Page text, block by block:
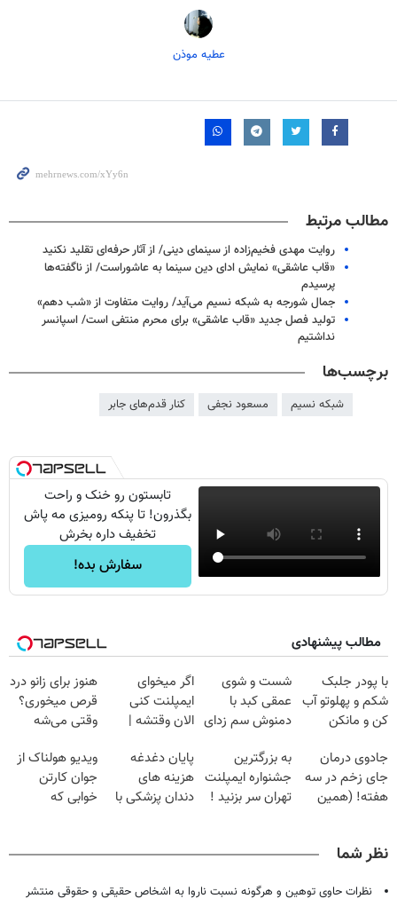
عطیه موذن
مطالب مرتبط
روایت مهدی فخیم‌زاده از سینمای دینی/ از آثار حرفه‌ای تقلید نکنید
«قاب عاشقی» نمایش ادای دین سینما به عاشوراست/ از ناگفته‌ها
پرسیدم
جمال شورجه به شبکه نسیم می‌آید/ روایت متفاوت از «شب دهم»
تولید فصل جدید «قاب عاشقی» برای محرم منتفی است/ اسپانسر
نداشتیم
برچسب‌ها
شبکه نسیم مسعود نجفی کنار قدم‌های جابر
تابستون رو خنک و راحت
بگذرون! تا پنکه رومیزی مه پاش
تخفیف داره بخرش
سفارش بده!
مطالب پیشنهادی
با پودر جلبک
شکم و پهلوتو آب
کن و مانکن
امشب)
شست و شوی
عمقی کبد با
دمنوش سم زدای
اگر میخوای
ایمپلنت کنی
الان وقتشه |
میلیون تومان!!!
هنوز برای زانو درد
قرص میخوری؟
وقتی می‌شه
درمانش کرد؟؟؟؟
جادوی درمان
جای زخم در سه
هفته! (همین
به بزرگترین
جشنواره ایمپلنت
تهران سر بزنید !
پایان دغدغه
هزینه های
دندان پزشکی با
ویدیو هولناک از
جوان کارتن
خوابی که
نظر شما
نظرات حاوی توهین و هرگونه نسبت ناروا به اشخاص حقیقی و حقوقی منتشر